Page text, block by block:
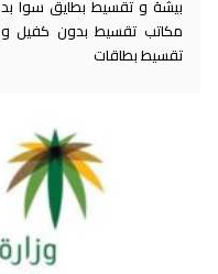
بيشة و تقسيط بطايق سوا
مكاتب تقسيط بدون كفيل
تقسيط بطاقات